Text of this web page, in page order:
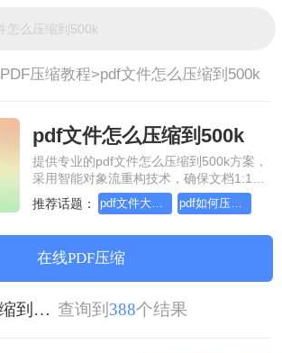
PDF压缩教程>pdf文件怎么压缩到500k
pdf文件怎么压缩到500k
提供专业的pdf文件怎么压缩到500k方案，
采用智能对象流重构技术，确保文档1:1高
保真还原且排版不乱码。支持一键批量处
理，全链路 SSL 加密保障隐私安全。助您
装，高效办公。
推荐话题： pdf文件大小压缩，几招轻松搞定 pdf如何压缩，教你轻松应对
在线PDF压缩
pdf文件怎么压缩到500k 查询到 388个结果